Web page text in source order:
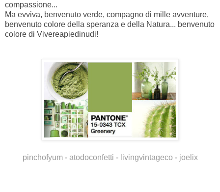
compassione...
Ma evviva, benvenuto verde, compagno di mille avventure,
benvenuto colore della speranza e della Natura... benvenuto
colore di Vivereapiedinudi!
pinchofyum- atodoconfetti - livingvintageco - joelix